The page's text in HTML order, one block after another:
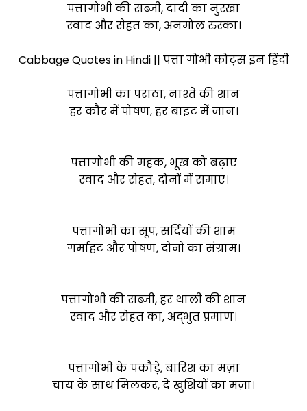
पत्तागोभी की सब्जी, दादी का नुस्खा
स्वाद और सेहत का, अनमोल रुस्का।
Cabbage Quotes in Hindi || पत्ता गोभी कोट्स इन हिंदी
पत्तागोभी का पराठा, नाश्ते की शान
हर कौर में पोषण, हर बाइट में जान।
पत्तागोभी की महक, भूख को बढ़ाए
स्वाद और सेहत, दोनों में समाए।
पत्तागोभी का सूप, सर्दियों की शाम
गर्माहट और पोषण, दोनों का संग्राम।
पत्तागोभी की सब्जी, हर थाली की शान
स्वाद और सेहत का, अद्भुत प्रमाण।
पत्तागोभी के पकौड़े, बारिश का मज़ा
चाय के साथ मिलकर, दें खुशियों का मज़ा।